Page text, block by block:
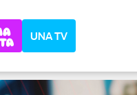
UNA TV